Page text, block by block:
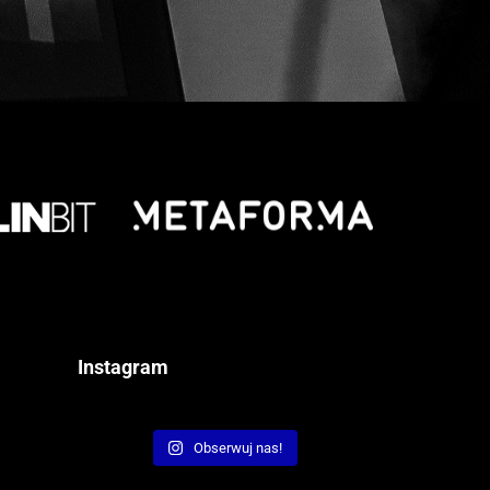
Instagram
Obserwuj nas!